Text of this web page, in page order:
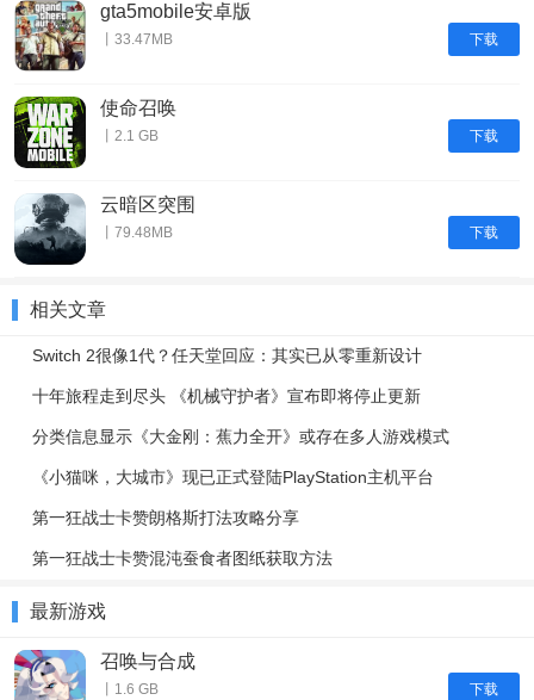
下载
gta5mobile安卓版
丨33.47MB
下载
使命召唤
丨2.1 GB
下载
云暗区突围
丨79.48MB
相关文章
Switch 2很像1代？任天堂回应：其实已从零重新设计
十年旅程走到尽头 《机械守护者》宣布即将停止更新
分类信息显示《大金刚：蕉力全开》或存在多人游戏模式
《小猫咪，大城市》现已正式登陆PlayStation主机平台
第一狂战士卡赞朗格斯打法攻略分享
第一狂战士卡赞混沌蚕食者图纸获取方法
最新游戏
下载
召唤与合成
丨1.6 GB